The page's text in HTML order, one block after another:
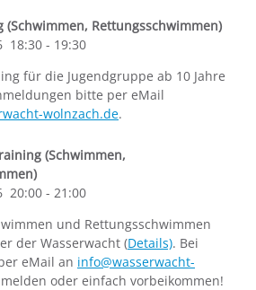
(Schwimmen, Rettungsschwimmen)
18:30 - 19:30
für die Jugendgruppe ab 10 Jahre
bitte per eMail
wolnzach.de.
(Schwimmen,
20:00 - 21:00
und Rettungsschwimmen
der Wasserwacht (Details). Bei
eMail an info@wasserwacht-
oder einfach vorbeikommen!